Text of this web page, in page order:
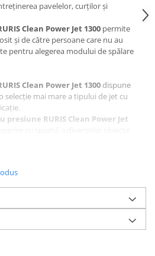
pavelelor, curților și
Clean Power Jet 1300 permite
și de către persoane care nu au
pentru alegerea modului de spălare
Clean Power Jet 1300dispune
selecție mai mare a tipului de jet cu
presiune RURIS Clean Power Jet
din dotare, fără a mai fi nevoie de
la punctul de lucru.
la rețeaua de apă este făcută cu
are atât funcția de cuplare rapidă a
și funcția de filtrare a apei.